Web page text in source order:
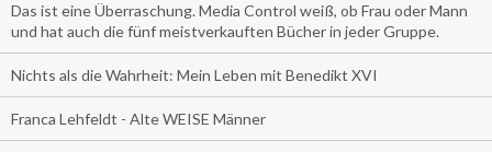
Das ist eine Überraschung. Media Control weiß, ob Frau oder Mann
und hat auch die fünf meistverkauften Bücher in jeder Gruppe.
Nichts als die Wahrheit: Mein Leben mit Benedikt XVI
Franca Lehfeldt - Alte WEISE Männer